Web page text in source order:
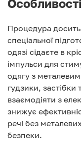
Процедура
спеціальної
одязі сідаєте в
імпульси для
одягу з
гудзики,
взаємодіяти з
знижує
речі без
безпеки.